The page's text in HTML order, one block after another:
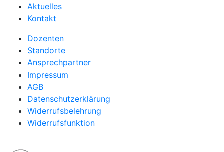
Aktuelles
Kontakt
Dozenten
Standorte
Ansprechpartner
Impressum
AGB
Datenschutzerklärung
Widerrufsbelehrung
Widerrufsfunktion